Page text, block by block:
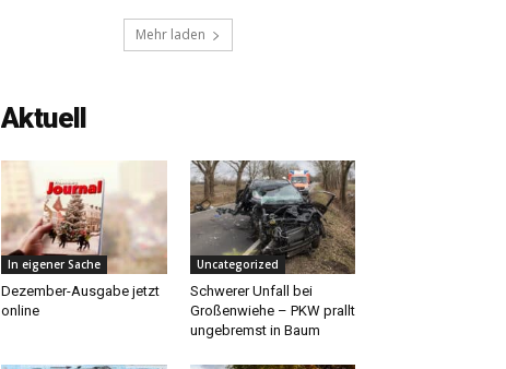
Mehr laden
Aktuell
In eigener Sache
Dezember-Ausgabe jetzt
online
Uncategorized
Schwerer Unfall bei
Großenwiehe – PKW prallt
ungebremst in Baum